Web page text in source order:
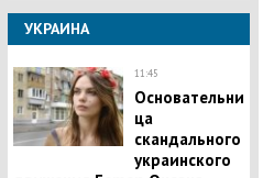
УКРАИНА
11:45
Основательни
ца
скандального
украинского